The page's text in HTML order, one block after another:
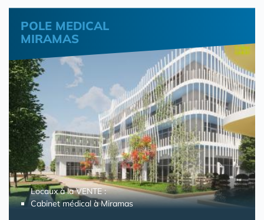
POLE MEDICAL
MIRAMAS
Locaux à la VENTE :
Cabinet médical à Miramas